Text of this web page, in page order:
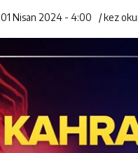
01 Nisan 2024 - 4:00 /kez